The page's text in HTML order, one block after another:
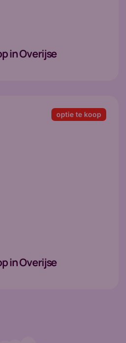
in Overijse
in Overijse
optie te koop